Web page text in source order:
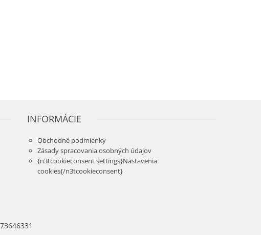
INFORMÁCIE
Obchodné podmienky
Zásady spracovania osobných údajov
{n3tcookieconsent settings}Nastavenia
cookies{/n3tcookieconsent}